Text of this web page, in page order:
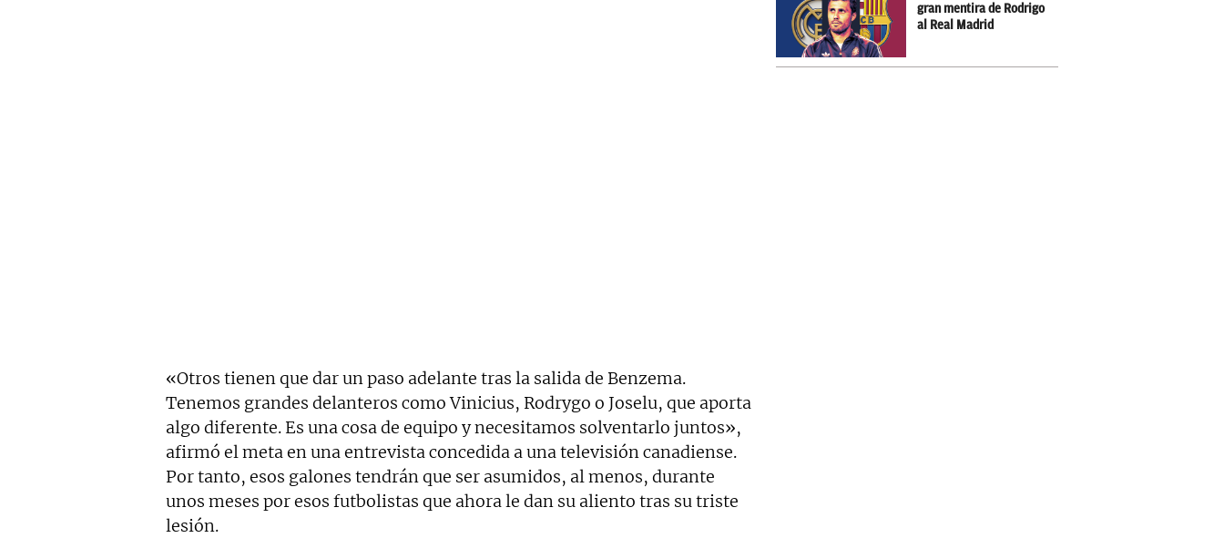
«Otros tienen que dar un paso adelante tras la salida de Benzema.
Tenemos grandes delanteros como Vinicius, Rodrygo o Joselu, que aporta
algo diferente. Es una cosa de equipo y necesitamos solventarlo juntos»,
afirmó el meta en una entrevista concedida a una televisión canadiense.
Por tanto, esos galones tendrán que ser asumidos, al menos, durante
unos meses por esos futbolistas que ahora le dan su aliento tras su triste
lesión.
gran mentira de Rodrigo
al Real Madrid